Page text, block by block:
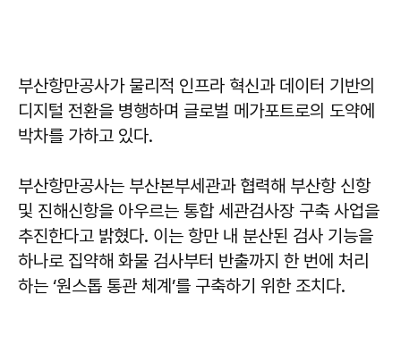
부산항만공사가 물리적 인프라 혁신과 데이터 기반의
디지털 전환을 병행하며 글로벌 메가포트로의 도약에
박차를 가하고 있다.
부산항만공사는 부산본부세관과 협력해 부산항 신항
및 진해신항을 아우르는 통합 세관검사장 구축 사업을
추진한다고 밝혔다. 이는 항만 내 분산된 검사 기능을
하나로 집약해 화물 검사부터 반출까지 한 번에 처리
하는 ‘원스톱 통관 체계’를 구축하기 위한 조치다.